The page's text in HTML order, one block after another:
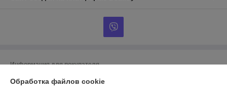
Информация для покупателя
Юридическое лицо:ООО "БУРАН-Техно"
Обработка файлов cookie